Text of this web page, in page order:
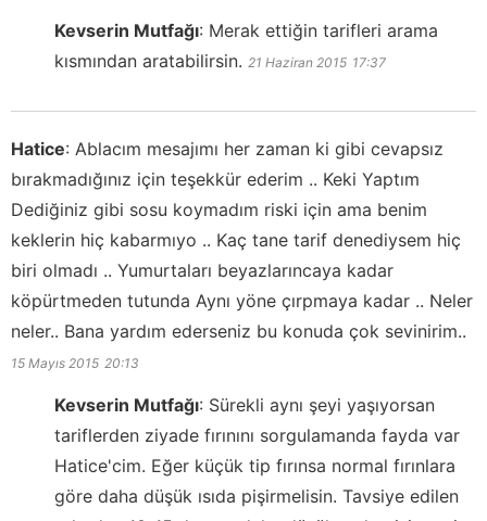
Kevserin Mutfağı: Merak ettiğin tarifleri arama
kısmından aratabilirsin. 21 Haziran 2015 17:37
Hatice: Ablacım mesajımı her zaman ki gibi cevapsız
bırakmadığınız için teşekkür ederim .. Keki Yaptım
Dediğiniz gibi sosu koymadım riski için ama benim
keklerin hiç kabarmıyo .. Kaç tane tarif denediysem hiç
biri olmadı .. Yumurtaları beyazlarıncaya kadar
köpürtmeden tutunda Aynı yöne çırpmaya kadar .. Neler
neler.. Bana yardım ederseniz bu konuda çok sevinirim..
15 Mayıs 2015 20:13
Kevserin Mutfağı: Sürekli aynı şeyi yaşıyorsan
tariflerden ziyade fırınını sorgulamanda fayda var
Hatice'cim. Eğer küçük tip fırınsa normal fırınlara
göre daha düşük ısıda pişirmelisin. Tavsiye edilen